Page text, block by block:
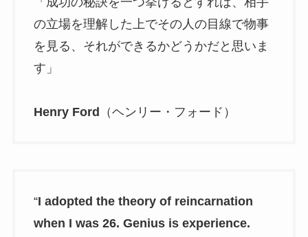
の立場を理解した上でその人の目線で物事
を見る、それができるかどうかだと思いま
す」
Henry Ford （ヘンリー・フォード）
“I adopted the theory of reincarnation
when I was 26. Genius is experience.